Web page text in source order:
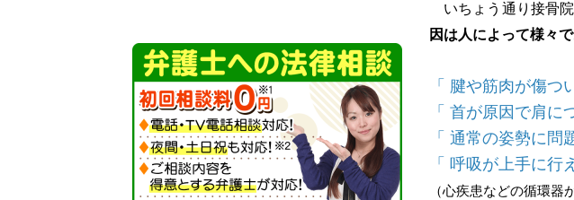
いちょう通り接骨
因は人によって様々
「 腱や筋肉が傷つ
「 首が原因で肩に
「 通常の姿勢に問
「 呼吸が上手に
（心疾患などの循環器